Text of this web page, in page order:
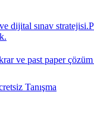
dijital sınav stratejisi.
ve past paper çözüm
Tanışma